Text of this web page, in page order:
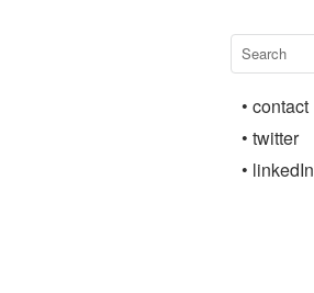
• contact
• twitter
• linkedIn